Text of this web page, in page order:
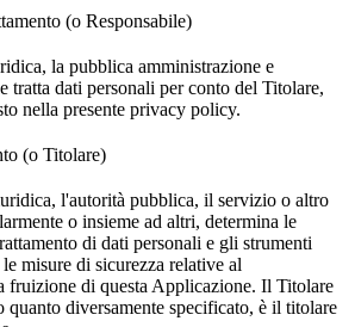
(o Responsabile)
la pubblica amministrazione e
tratta dati personali per conto del Titolare,
nella presente privacy policy.
(o Titolare)
l'autorità pubblica, il servizio o altro
o insieme ad altri, determina le
di dati personali e gli strumenti
misure di sicurezza relative al
fruizione di questa Applicazione. Il Titolare
quanto diversamente specificato, è il titolare